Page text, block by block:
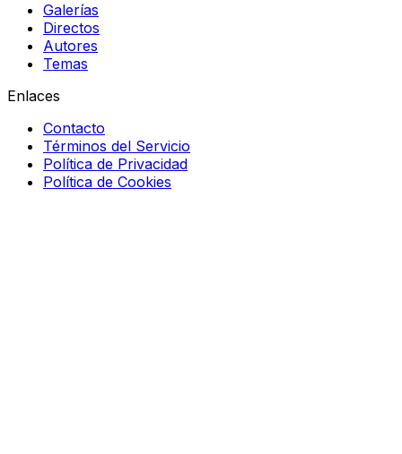
Galerías
Directos
Autores
Temas
Enlaces
Contacto
Términos del Servicio
Política de Privacidad
Política de Cookies